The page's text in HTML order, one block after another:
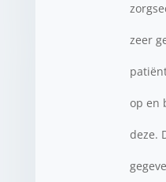
zeer
op en
deze.